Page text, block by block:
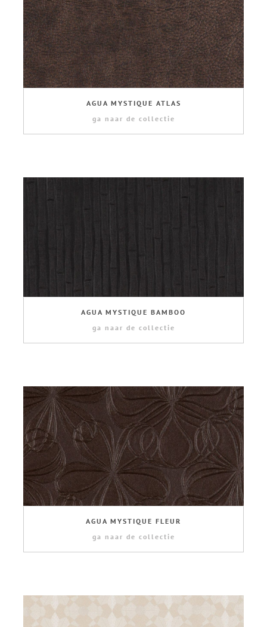
AGUA MYSTIQUE ATLAS
ga naar de collectie
AGUA MYSTIQUE BAMBOO
ga naar de collectie
AGUA MYSTIQUE FLEUR
ga naar de collectie